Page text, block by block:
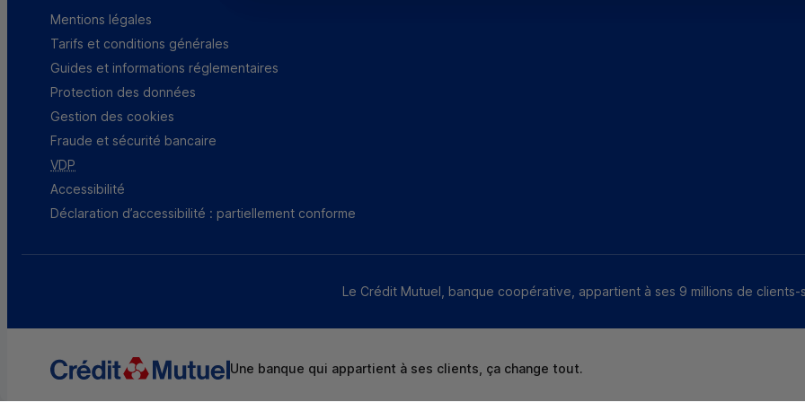
Mentions légales
Tarifs et conditions générales
Guides et informations réglementaires
Protection des données
Gestion des cookies
Fraude et sécurité bancaire
VDP
Accessibilité
Déclaration d’accessibilité : partiellement conforme
Le Crédit Mutuel, banque coopérative, appartient à ses 9 millions de clients-
Une banque qui appartient à ses clients, ça change tout.